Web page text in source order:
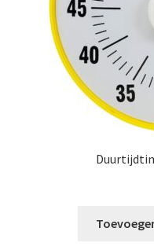
SCHOLEN
KOOPJES